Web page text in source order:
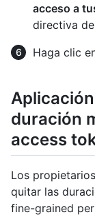
acceso a
directiva
Haga clic
duración
access
Los
quitar las
fine-grained